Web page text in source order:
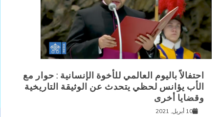
احتفالاً باليوم العالمي للأخوة الإنسانية : حوار مع
الأب يؤانس لحظي يتحدث عن الوثيقة التاريخية
وقضايا أخرى
10 أبريل, 2021